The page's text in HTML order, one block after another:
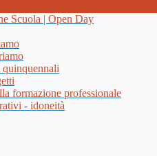
Scuola | Open Day
formazione professionale
- idoneità